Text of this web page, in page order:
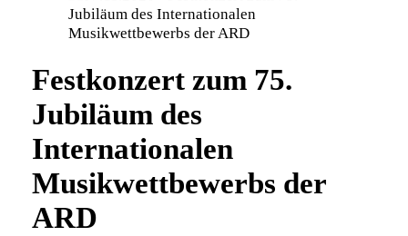
Festkonzert zum 75.
Jubiläum des
Internationalen
Musikwettbewerbs der
ARD